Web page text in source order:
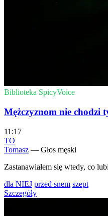
Biblioteka SpicyVoice
Mężczyznom nie chodzi
11:17
TO
Tomasz — Głos męski
Zastanawiałem się wtedy, co
dla NIEJ przed snem szept
Szczegóły